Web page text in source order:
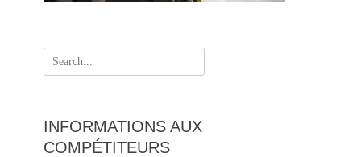
Search
for:
INFORMATIONS AUX
COMPÉTITEURS